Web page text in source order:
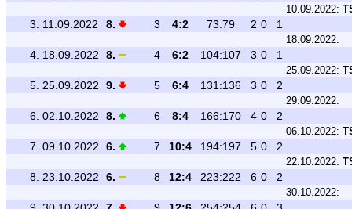
10.09.2022:
3. 11.09.2022 8. 3 4:2 73:79 2 0 1
18.09.2022:
4. 18.09.2022 8. 4 6:2 104:107 3 0 1
25.09.2022:
5. 25.09.2022 9. 5 6:4 131:136 3 0 2
29.09.2022:
6. 02.10.2022 8. 6 8:4 166:170 4 0 2
06.10.2022:
7. 09.10.2022 6. 7 10:4 194:197 5 0 2
22.10.2022:
8. 23.10.2022 6. 8 12:4 223:222 6 0 2
30.10.2022: